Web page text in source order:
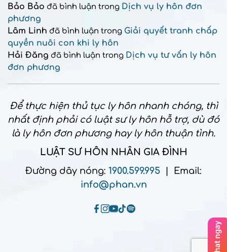
Bảo Bảo đã bình luận trong Dịch vụ ly hôn đơn
phương
Lâm Linh đã bình luận trong Giải quyết tranh chấp
quyền nuôi con khi ly hôn
Hải Đăng đã bình luận trong Dịch vụ tư vấn ly hôn
đơn phương
Để thực hiện thủ tục ly hôn nhanh chóng, thì
nhất định phải có luật sư ly hôn hỗ trợ, dù đó
là ly hôn đơn phương hay ly hôn thuận tình.
LUẬT SƯ HÔN NHÂN GIA ĐÌNH
Đường dây nóng: 1900.599.995 | Email:
info@phan.vn